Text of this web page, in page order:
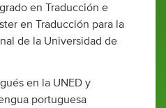
en Traducción e
en Traducción para la
de la Universidad de
en la UNED y
portuguesa